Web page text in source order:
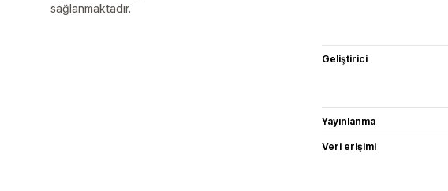
sağlanmaktadır.
Geliştirici
Yayınlanma
Veri erişimi